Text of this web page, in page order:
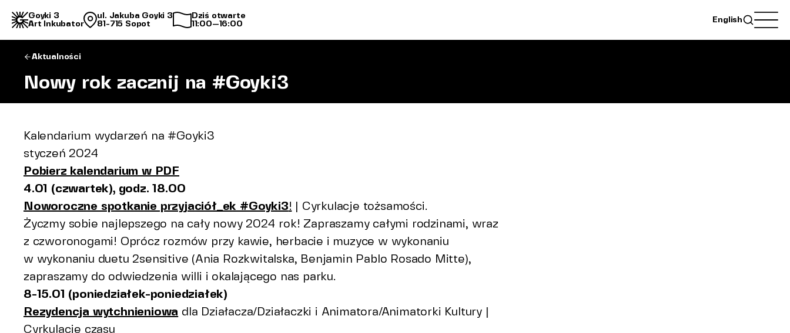
Goyki 3
Art Inkubator
ul. Jakuba Goyki 3
81-715 Sopot
Dziś otwarte
11:00—16:00
English
Kalendarium
Wynajem przestrzeni
Kontakt
Poznaj nas
Park i ogród społecznyArchiwum społeczne
Nasze współprace
Aktualności
Nowy rok zacznij na #Goyki3
Kalendarium wydarzeń na #Goyki3
styczeń 2024
Pobierz kalendarium w PDF
4.01 (czwartek), godz. 18.00
Noworoczne spotkanie przyjaciół_ek #Goyki3! | Cyrkulacje tożsamości.
Życzmy sobie najlepszego na cały nowy 2024 rok! Zapraszamy całymi rodzinami, wraz
z czworonogami! Oprócz rozmów przy kawie, herbacie i muzyce w wykonaniu
w wykonaniu duetu 2sensitive (Ania Rozkwitalska, Benjamin Pablo Rosado Mitte),
zapraszamy do odwiedzenia willi i okalającego nas parku.
8-15.01 (poniedziałek-poniedziałek)
Rezydencja wytchnieniowa dla Działacza/Działaczki i Animatora/Animatorki Kultury |
Cyrkulacje czasu